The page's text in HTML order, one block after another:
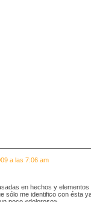
a las 7:06 am
en hechos y elementos
sólo me identifico con ésta